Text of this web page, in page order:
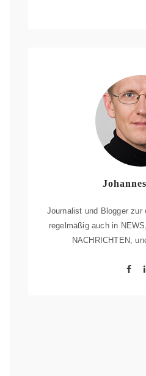
Journalist und Blogger
regelmäßig auch in
NACHRICHTEN,